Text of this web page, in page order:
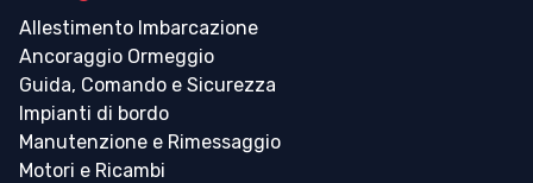
Allestimento Imbarcazione
Ancoraggio Ormeggio
Guida, Comando e Sicurezza
Impianti di bordo
Manutenzione e Rimessaggio
Motori e Ricambi